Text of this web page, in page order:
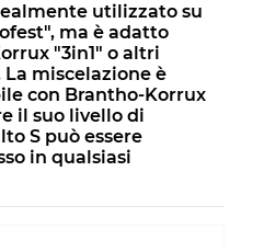
utilizzato su
ma è adatto
"3in1" o altri
miscelazione è
con Brantho-Korrux
il suo livello di
S può essere
in qualsiasi